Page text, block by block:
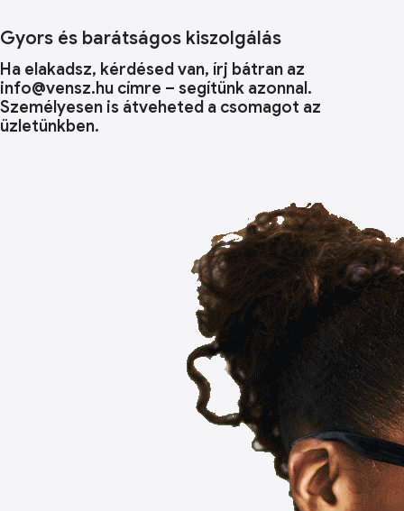
Gyors és barátságos kiszolgálás
Ha elakadsz, kérdésed van, írj bátran az
info@vensz.hu címre – segítünk azonnal.
Személyesen is átveheted a csomagot az
üzletünkben.